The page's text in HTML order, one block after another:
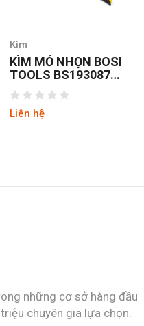
Kìm
KÌM MỎ NHỌN BOSI
TOOLS BS193087
8INCH/200MM
Liên hệ
những cơ sở hàng đầu
chuyên gia lựa chọn.